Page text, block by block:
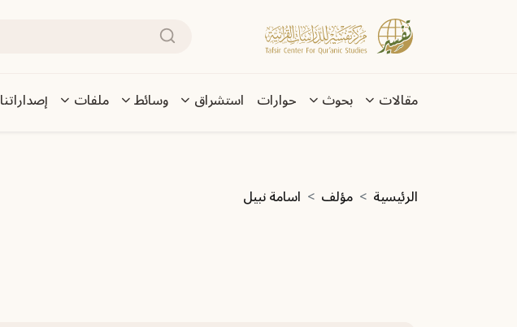
تجاوز إلى المحتوى الرئيسي
بحث
Main navigation
مقالات بحوث حوارات استشراق وسائط ملفات إصداراتنا
مسار التنقل
الرئيسية مؤلف اسامة نبيل